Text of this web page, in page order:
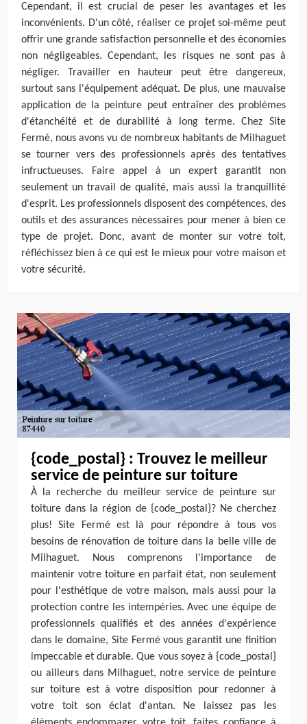
Cependant, il est crucial de peser les avantages et les
inconvénients. D'un côté, réaliser ce projet soi-même peut
offrir une grande satisfaction personnelle et des économies
non négligeables. Cependant, les risques ne sont pas à
négliger. Travailler en hauteur peut être dangereux,
surtout sans l'équipement adéquat. De plus, une mauvaise
application de la peinture peut entraîner des problèmes
d'étanchéité et de durabilité à long terme. Chez Site
Fermé, nous avons vu de nombreux habitants de Milhaguet
se tourner vers des professionnels après des tentatives
infructueuses. Faire appel à un expert garantit non
seulement un travail de qualité, mais aussi la tranquillité
d'esprit. Les professionnels disposent des compétences, des
outils et des assurances nécessaires pour mener à bien ce
type de projet. Donc, avant de monter sur votre toit,
réfléchissez bien à ce qui est le mieux pour votre maison et
votre sécurité.
{code_postal} : Trouvez le meilleur
service de peinture sur toiture
À la recherche du meilleur service de peinture sur
toiture dans la région de {code_postal}? Ne cherchez
plus! Site Fermé est là pour répondre à tous vos
besoins de rénovation de toiture dans la belle ville de
Milhaguet. Nous comprenons l'importance de
maintenir votre toiture en parfait état, non seulement
pour l'esthétique de votre maison, mais aussi pour la
protection contre les intempéries. Avec une équipe de
professionnels qualifiés et des années d'expérience
dans le domaine, Site Fermé vous garantit une finition
impeccable et durable. Que vous soyez à {code_postal}
ou ailleurs dans Milhaguet, notre service de peinture
sur toiture est à votre disposition pour redonner à
votre toit son éclat d'antan. Ne laissez pas les